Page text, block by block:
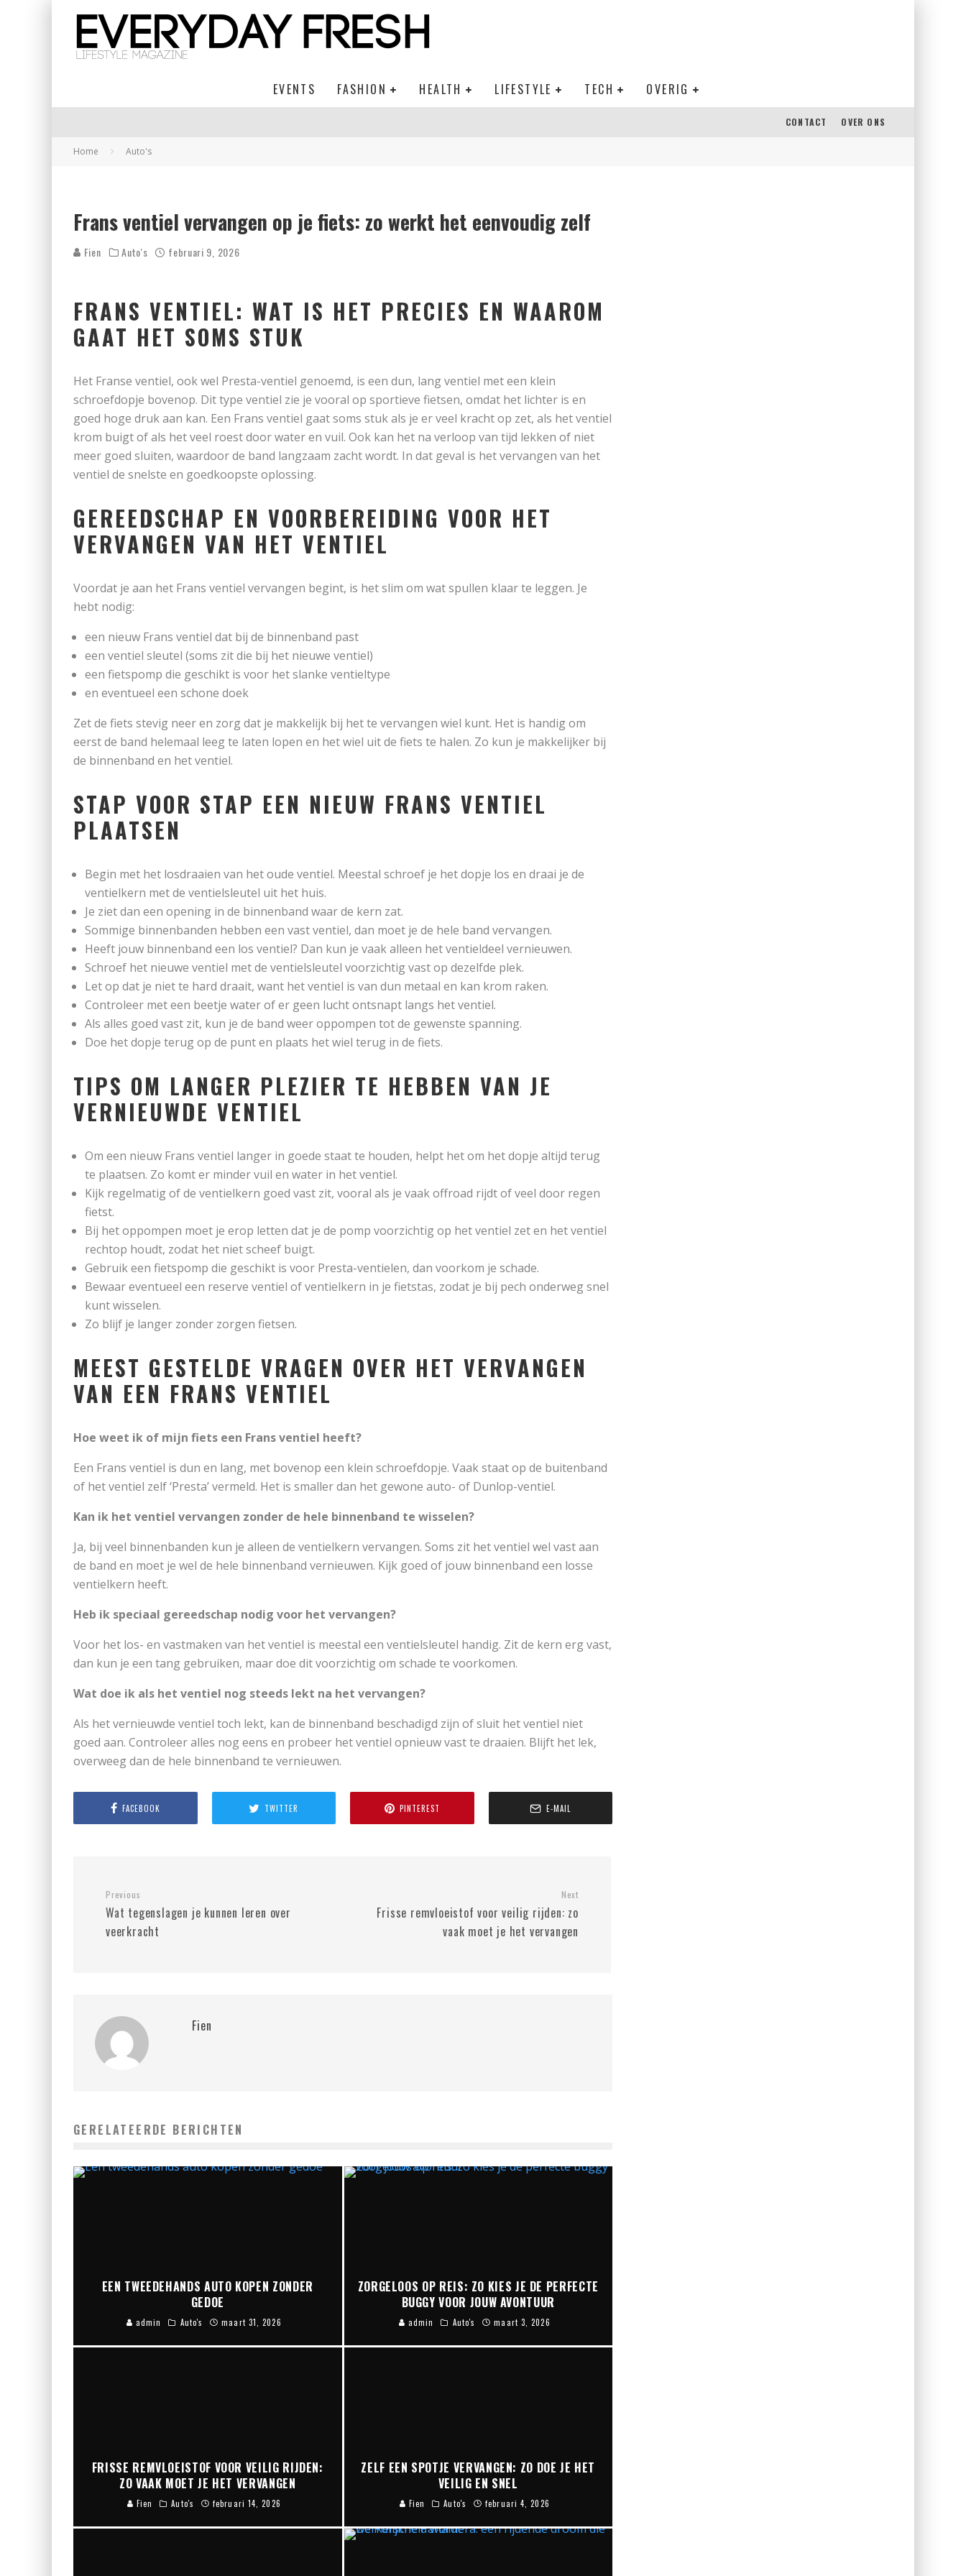
EVENTS FASHION HEALTH LIFESTYLE TECH OVERIG
CONTACT OVER ONS
Home Auto's
Frans ventiel vervangen op je fiets: zo werkt het eenvoudig zelf
Fien Auto's februari 9, 2026
FRANS VENTIEL: WAT IS HET PRECIES EN WAAROM
GAAT HET SOMS STUK
Het Franse ventiel, ook wel Presta-ventiel genoemd, is een dun, lang ventiel met een klein
schroefdopje bovenop. Dit type ventiel zie je vooral op sportieve fietsen, omdat het lichter is en
goed hoge druk aan kan. Een Frans ventiel gaat soms stuk als je er veel kracht op zet, als het ventiel
krom buigt of als het veel roest door water en vuil. Ook kan het na verloop van tijd lekken of niet
meer goed sluiten, waardoor de band langzaam zacht wordt. In dat geval is het vervangen van het
ventiel de snelste en goedkoopste oplossing.
GEREEDSCHAP EN VOORBEREIDING VOOR HET
VERVANGEN VAN HET VENTIEL
Voordat je aan het Frans ventiel vervangen begint, is het slim om wat spullen klaar te leggen. Je
hebt nodig:
een nieuw Frans ventiel dat bij de binnenband past
een ventiel sleutel (soms zit die bij het nieuwe ventiel)
een fietspomp die geschikt is voor het slanke ventieltype
en eventueel een schone doek
Zet de fiets stevig neer en zorg dat je makkelijk bij het te vervangen wiel kunt. Het is handig om
eerst de band helemaal leeg te laten lopen en het wiel uit de fiets te halen. Zo kun je makkelijker bij
de binnenband en het ventiel.
STAP VOOR STAP EEN NIEUW FRANS VENTIEL
PLAATSEN
Begin met het losdraaien van het oude ventiel. Meestal schroef je het dopje los en draai je de
ventielkern met de ventielsleutel uit het huis.
Je ziet dan een opening in de binnenband waar de kern zat.
Sommige binnenbanden hebben een vast ventiel, dan moet je de hele band vervangen.
Heeft jouw binnenband een los ventiel? Dan kun je vaak alleen het ventieldeel vernieuwen.
Schroef het nieuwe ventiel met de ventielsleutel voorzichtig vast op dezelfde plek.
Let op dat je niet te hard draait, want het ventiel is van dun metaal en kan krom raken.
Controleer met een beetje water of er geen lucht ontsnapt langs het ventiel.
Als alles goed vast zit, kun je de band weer oppompen tot de gewenste spanning.
Doe het dopje terug op de punt en plaats het wiel terug in de fiets.
TIPS OM LANGER PLEZIER TE HEBBEN VAN JE
VERNIEUWDE VENTIEL
Om een nieuw Frans ventiel langer in goede staat te houden, helpt het om het dopje altijd terug
te plaatsen. Zo komt er minder vuil en water in het ventiel.
Kijk regelmatig of de ventielkern goed vast zit, vooral als je vaak offroad rijdt of veel door regen
fietst.
Bij het oppompen moet je erop letten dat je de pomp voorzichtig op het ventiel zet en het ventiel
rechtop houdt, zodat het niet scheef buigt.
Gebruik een fietspomp die geschikt is voor Presta-ventielen, dan voorkom je schade.
Bewaar eventueel een reserve ventiel of ventielkern in je fietstas, zodat je bij pech onderweg snel
kunt wisselen.
Zo blijf je langer zonder zorgen fietsen.
MEEST GESTELDE VRAGEN OVER HET VERVANGEN
VAN EEN FRANS VENTIEL
Hoe weet ik of mijn fiets een Frans ventiel heeft?
Een Frans ventiel is dun en lang, met bovenop een klein schroefdopje. Vaak staat op de buitenband
of het ventiel zelf ‘Presta’ vermeld. Het is smaller dan het gewone auto- of Dunlop-ventiel.
Kan ik het ventiel vervangen zonder de hele binnenband te wisselen?
Ja, bij veel binnenbanden kun je alleen de ventielkern vervangen. Soms zit het ventiel wel vast aan
de band en moet je wel de hele binnenband vernieuwen. Kijk goed of jouw binnenband een losse
ventielkern heeft.
Heb ik speciaal gereedschap nodig voor het vervangen?
Voor het los- en vastmaken van het ventiel is meestal een ventielsleutel handig. Zit de kern erg vast,
dan kun je een tang gebruiken, maar doe dit voorzichtig om schade te voorkomen.
Wat doe ik als het ventiel nog steeds lekt na het vervangen?
Als het vernieuwde ventiel toch lekt, kan de binnenband beschadigd zijn of sluit het ventiel niet
goed aan. Controleer alles nog eens en probeer het ventiel opnieuw vast te draaien. Blijft het lek,
overweeg dan de hele binnenband te vernieuwen.
FACEBOOK TWITTER PINTEREST E-MAIL
Previous
Wat tegenslagen je kunnen leren over
veerkracht
Next
Frisse remvloeistof voor veilig rijden: zo
vaak moet je het vervangen
Fien
GERELATEERDE BERICHTEN
EEN TWEEDEHANDS AUTO KOPEN ZONDER
GEDOE
admin Auto's maart 31, 2026
ZORGELOOS OP REIS: ZO KIES JE DE PERFECTE
BUGGY VOOR JOUW AVONTUUR
admin Auto's maart 3, 2026
FRISSE REMVLOEISTOF VOOR VEILIG RIJDEN:
ZO VAAK MOET JE HET VERVANGEN
Fien Auto's februari 14, 2026
ZELF EEN SPOTJE VERVANGEN: ZO DOE JE HET
VEILIG EN SNEL
Fien Auto's februari 4, 2026